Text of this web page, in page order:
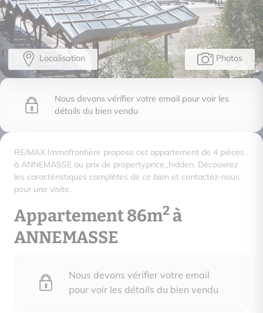
Photos
Localisation
Nous devons vérifier votre email pour voir les
détails du bien vendu
RE/MAX Immofrontière propose cet appartement de 4 pièces
à ANNEMASSE au prix de property.price_hidden. Découvrez
les caractéristiques complètes de ce bien et contactez-nous
pour une visite.
Appartement 86m2 à
ANNEMASSE
Nous devons vérifier votre email
pour voir les détails du bien vendu